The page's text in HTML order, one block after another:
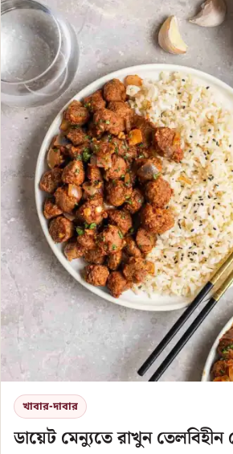
খাবার-দাবার
ডায়েট মেন্যুতে রাখুন